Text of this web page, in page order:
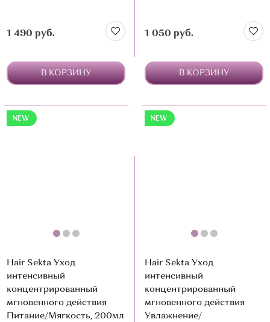
1 490 руб.
В КОРЗИНУ
1 050 руб.
В КОРЗИНУ
NEW
Hair Sekta Уход
интенсивный
концентрированный
мгновенного действия
Питание/Мягкость, 200мл
NEW
Hair Sekta Уход
интенсивный
концентрированный
мгновенного действия
Увлажнение/